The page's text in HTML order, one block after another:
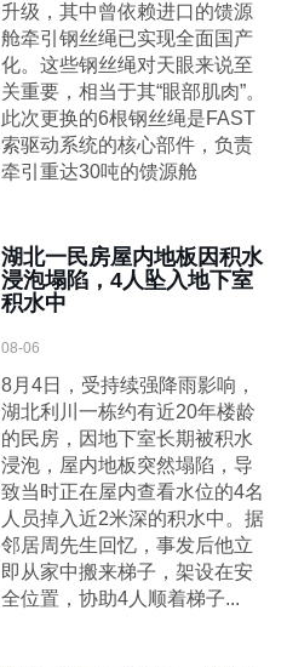
升级，其中曾依赖进口的馈源
舱牵引钢丝绳已实现全面国产
化。这些钢丝绳对天眼来说至
关重要，相当于其“眼部肌肉”。
此次更换的6根钢丝绳是FAST
索驱动系统的核心部件，负责
牵引重达30吨的馈源舱
湖北一民房屋内地板因积水
浸泡塌陷，4人坠入地下室
积水中
08-06
8月4日，受持续强降雨影响，
湖北利川一栋约有近20年楼龄
的民房，因地下室长期被积水
浸泡，屋内地板突然塌陷，导
致当时正在屋内查看水位的4名
人员掉入近2米深的积水中。据
邻居周先生回忆，事发后他立
即从家中搬来梯子，架设在安
全位置，协助4人顺着梯子...